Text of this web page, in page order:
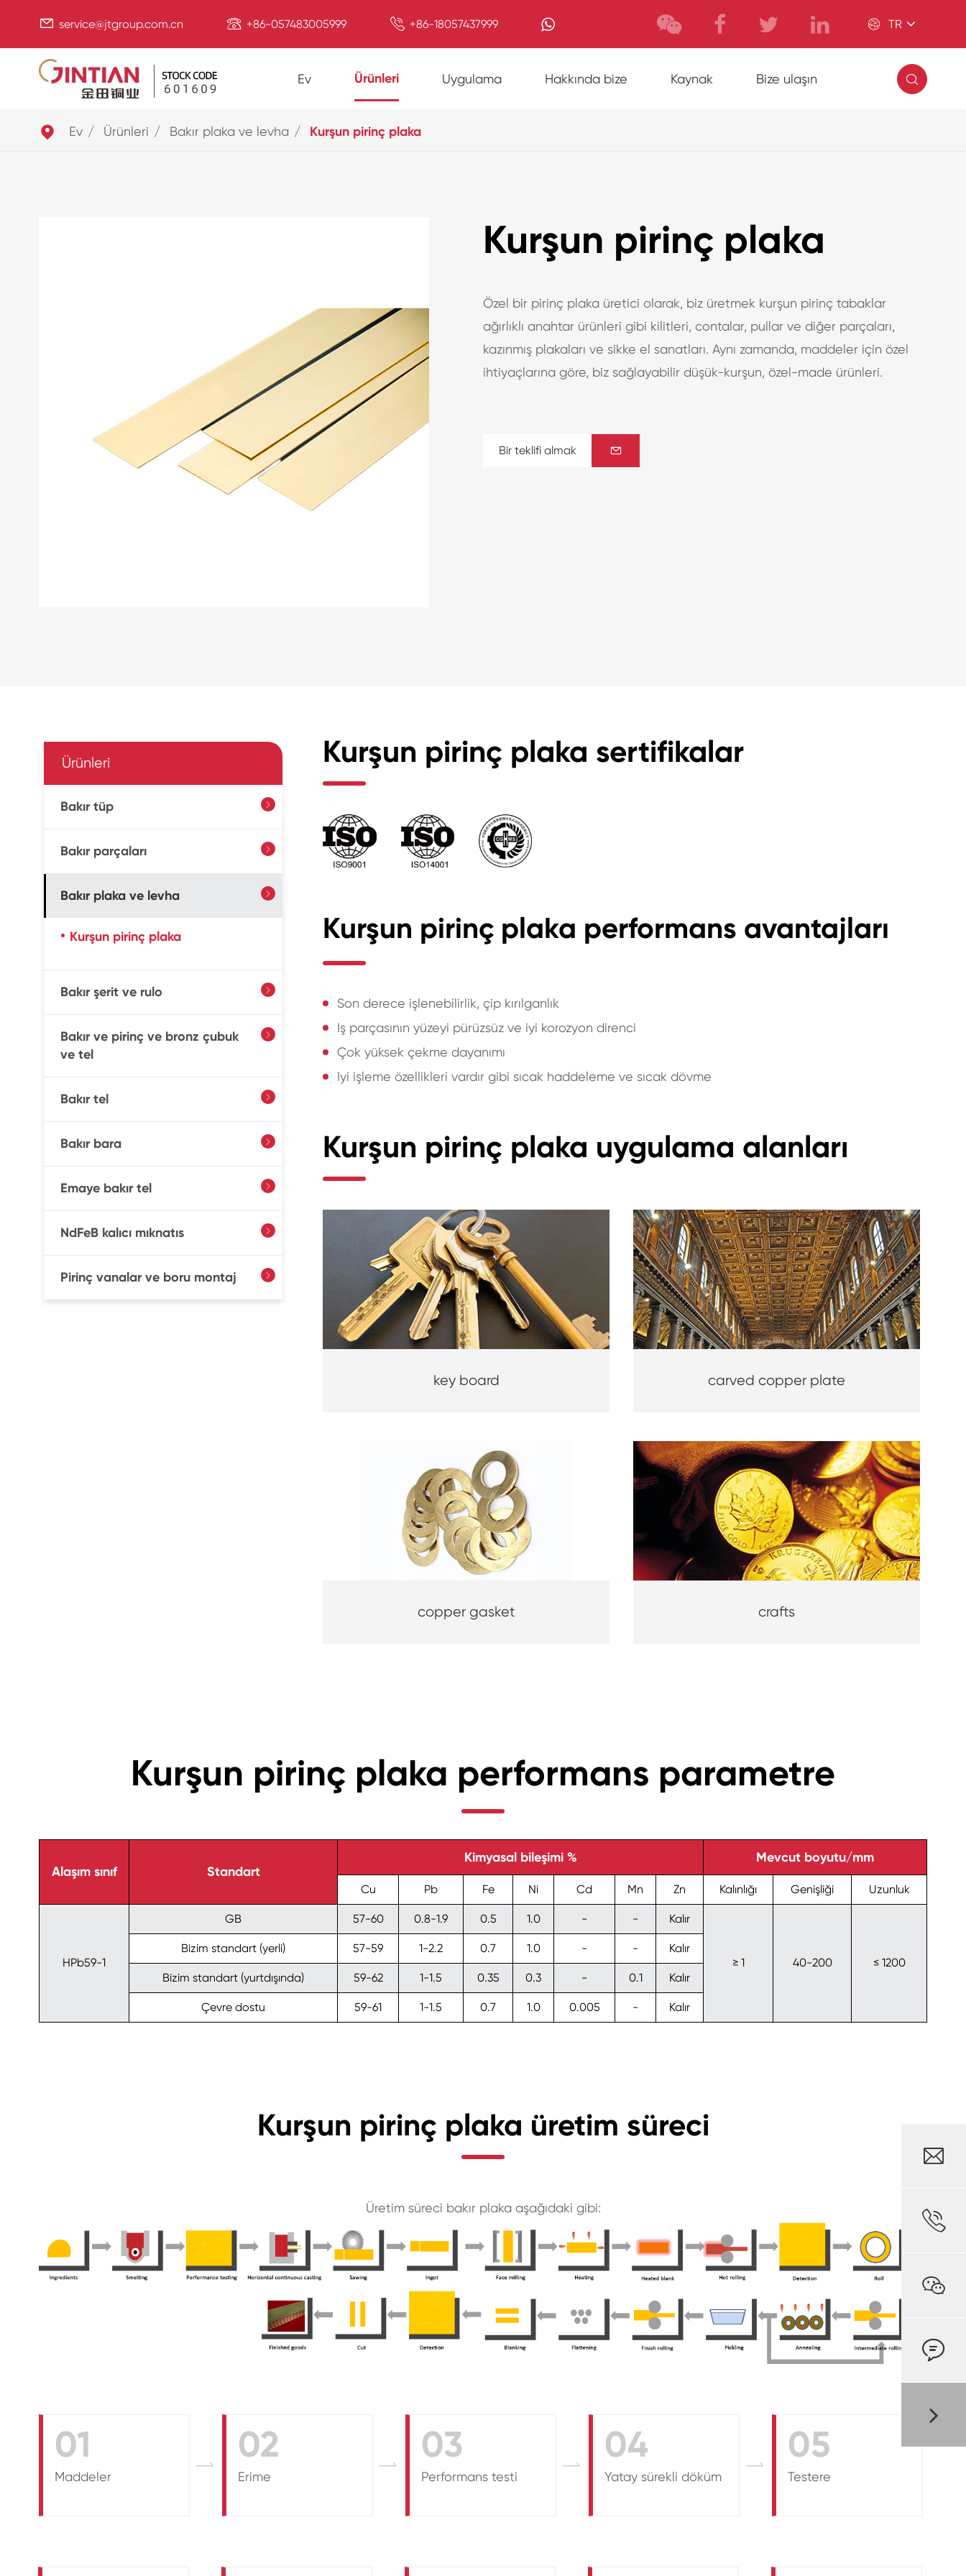
 service@jtgroup.com.cn  +86-057483005999  +86-18057437999  TR
Ev Ürünleri Uygulama Hakkında bize Kaynak Bize ulaşın 
 Ev Ürünleri Bakır plaka ve levha Kurşun pirinç plaka
Kurşun pirinç plaka
Özel bir pirinç plaka üretici olarak, biz üretmek kurşun pirinç tabaklar
ağırlıklı anahtar ürünleri gibi kilitleri, contalar, pullar ve diğer parçaları,
kazınmış plakaları ve sikke el sanatları. Aynı zamanda, maddeler için özel
ihtiyaçlarına göre, biz sağlayabilir düşük-kurşun, özel-made ürünleri.
Bir teklifi almak 
Ürünleri
Bakır tüp 
Bakır parçaları 
Bakır plaka ve levha 
Kurşun pirinç plaka
Bakır şerit ve rulo 
Bakır ve pirinç ve bronz çubuk
ve tel

Bakır tel 
Bakır bara 
Emaye bakır tel 
NdFeB kalıcı mıknatıs 
Pirinç vanalar ve boru montaj 
Kurşun pirinç plaka sertifikalar
Kurşun pirinç plaka performans avantajları
Son derece işlenebilirlik, çip kırılganlık
Iş parçasının yüzeyi pürüzsüz ve iyi korozyon direnci
Çok yüksek çekme dayanımı
Iyi işleme özellikleri vardır gibi sıcak haddeleme ve sıcak dövme
Kurşun pirinç plaka uygulama alanları
key board carved copper plate
copper gasket crafts
Kurşun pirinç plaka performans parametre
Alaşım sınıf Standart
Kimyasal bileşimi % Mevcut boyutu/mm
Cu Pb Fe Ni Cd Mn Zn Kalınlığı Genişliği Uzunluk
HPb59-1
GB 57-60 0.8-1.9 0.5 1.0 - - Kalır
≥ 1 40-200 ≤ 1200
Bizim standart (yerli) 57-59 1-2.2 0.7 1.0 - - Kalır
Bizim standart (yurtdışında) 59-62 1-1.5 0.35 0.3 - 0.1 Kalır
Çevre dostu 59-61 1-1.5 0.7 1.0 0.005 - Kalır
Kurşun pirinç plaka üretim süreci
Üretim süreci bakır plaka aşağıdaki gibi:
01
Maddeler
 02
Erime
 03
Performans testi
 04
Yatay sürekli döküm
 05
Testere



